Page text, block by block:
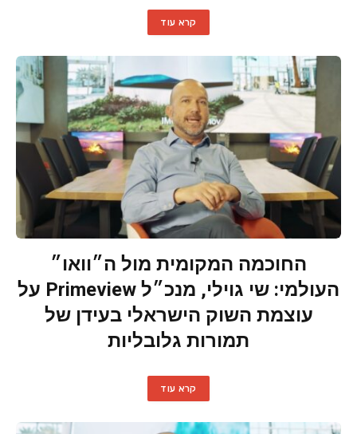
קרא עוד
החוכמה המקומית מול ה״וואו״
העולמי: שי גוילי, מנכ״ל Primeview על
עוצמת השוק הישראלי בעידן של
תמורות גלובליות
קרא עוד